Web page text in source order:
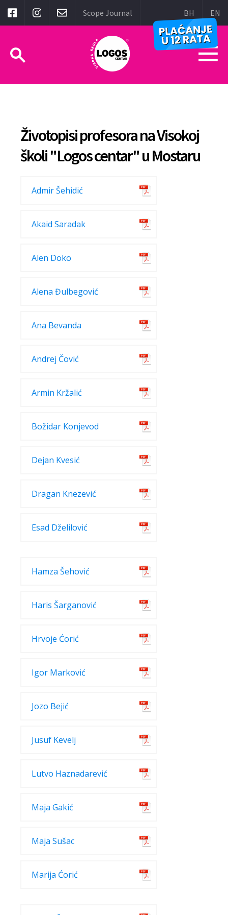
Scope Journal BH EN
Životopisi profesora na Visokoj
školi "Logos centar" u Mostaru
Admir Šehidić
Akaid Saradak
Alen Doko
Alena Đulbegović
Ana Bevanda
Andrej Čović
Armin Kržalić
Božidar Konjevod
Dejan Kvesić
Dragan Knezević
Esad Dželilović
Hamza Šehović
Haris Šarganović
Hrvoje Ćorić
Igor Marković
Jozo Bejić
Jusuf Kevelj
Lutvo Haznadarević
Maja Gakić
Maja Sušac
Marija Ćorić